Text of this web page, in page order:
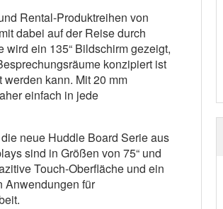
Rental-Produktreihen von
dabei auf der Reise durch
ein 135“ Bildschirm gezeigt,
konzipiert ist
kann. Mit 20 mm
einfach in jede
neue Huddle Board Serie aus
sind in Größen von 75“ und
Touch-Oberfläche und ein
Anwendungen für